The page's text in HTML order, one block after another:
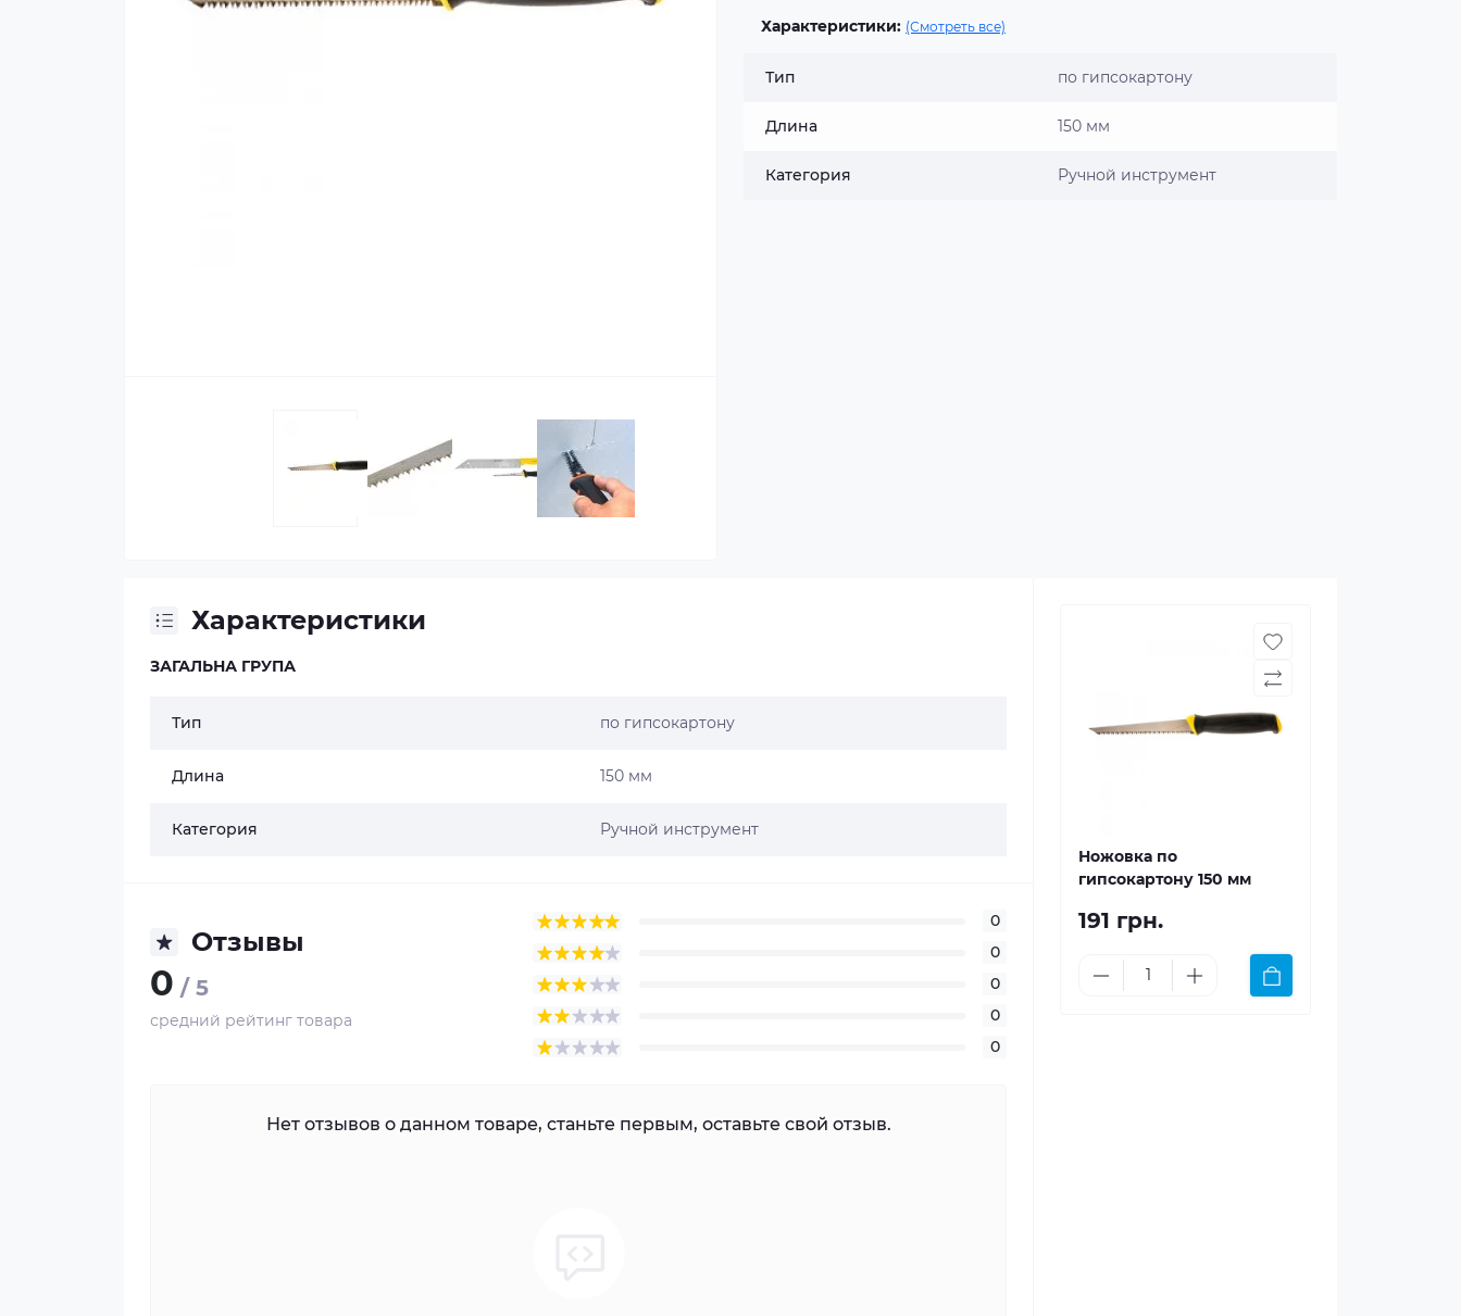
Характеристики: (Смотреть все)
Тип по гипсокартону
Длина 150 мм
Категория Ручной инструмент
Характеристики
ЗАГАЛЬНА ГРУПА
Тип по гипсокартону
Длина 150 мм
Категория Ручной инструмент
Отзывы
0 / 5
средний рейтинг товара
0
0
0
0
0
Нет отзывов о данном товаре, станьте первым, оставьте свой отзыв.
Ножовка по
гипсокартону 150 мм
191 грн.